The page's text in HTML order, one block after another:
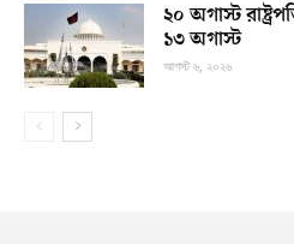
২০ অগাস্ট
১৩ অগাস্ট
আগস্ট ৬, ২০২৬